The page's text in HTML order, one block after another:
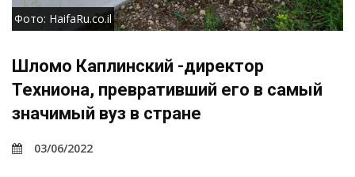
Фото: HaifaRu.co.il
Шломо Каплинский -директор
Техниона, превративший его в самый
значимый вуз в стране
03/06/2022